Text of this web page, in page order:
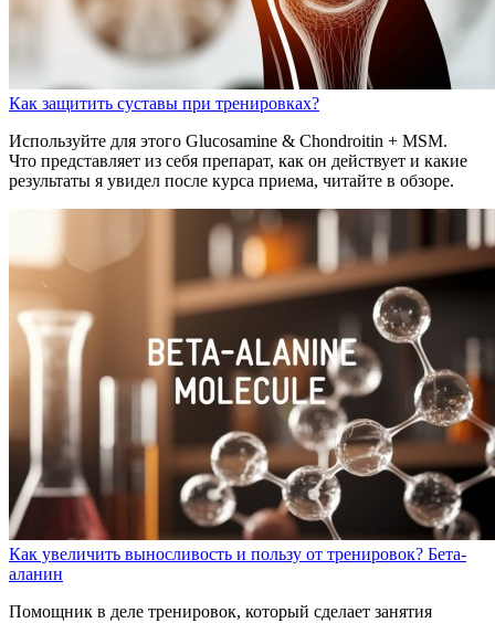
Как защитить суставы при тренировках?
Используйте для этого Glucosamine & Chondroitin + MSM.
Что представляет из себя препарат, как он действует и какие
результаты я увидел после курса приема, читайте в обзоре.
Как увеличить выносливость и пользу от тренировок? Бета-
аланин
Помощник в деле тренировок, который сделает занятия